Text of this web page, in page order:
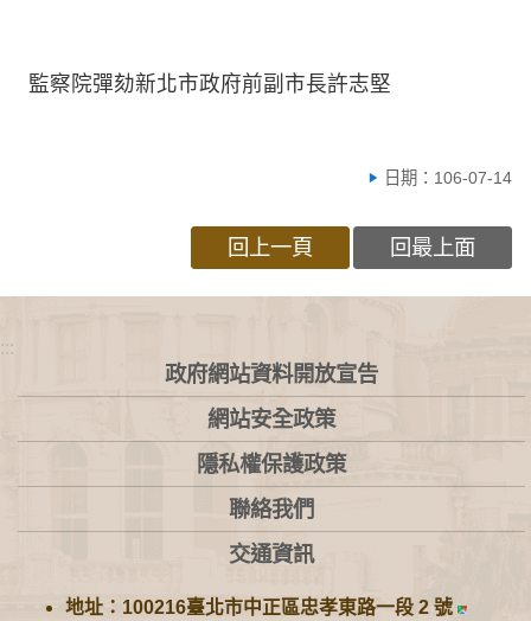
監察院彈劾新北市政府前副市長許志堅
日期：106-07-14
回上一頁 回最上面
:::
政府網站資料開放宣告
網站安全政策
隱私權保護政策
聯絡我們
交通資訊
地址：100216臺北市中正區忠孝東路一段 2 號